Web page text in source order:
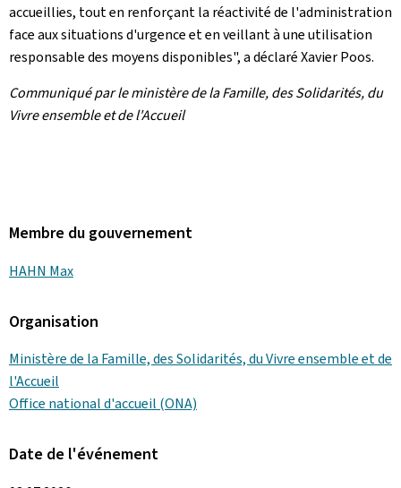
accueillies, tout en renforçant la réactivité de l'administration
face aux situations d'urgence et en veillant à une utilisation
responsable des moyens disponibles", a déclaré Xavier Poos.
Communiqué par le ministère de la Famille, des Solidarités, du
Vivre ensemble et de l'Accueil
Membre du gouvernement
HAHN Max
Organisation
Ministère de la Famille, des Solidarités, du Vivre ensemble et de
l'Accueil
Office national d'accueil (ONA)
Date de l'événement